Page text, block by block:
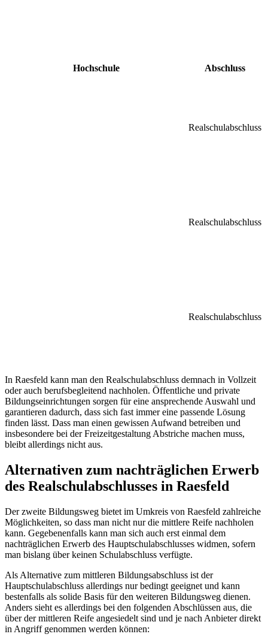
Hochschule Abschluss
Realschulabschluss
Realschulabschluss
Realschulabschluss
In Raesfeld kann man den Realschulabschluss demnach in Vollzeit
oder auch berufsbegleitend nachholen. Öffentliche und private
Bildungseinrichtungen sorgen für eine ansprechende Auswahl und
garantieren dadurch, dass sich fast immer eine passende Lösung
finden lässt. Dass man einen gewissen Aufwand betreiben und
insbesondere bei der Freizeitgestaltung Abstriche machen muss,
bleibt allerdings nicht aus.
Alternativen zum nachträglichen Erwerb
des Realschulabschlusses in Raesfeld
Der zweite Bildungsweg bietet im Umkreis von Raesfeld zahlreiche
Möglichkeiten, so dass man nicht nur die mittlere Reife nachholen
kann. Gegebenenfalls kann man sich auch erst einmal dem
nachträglichen Erwerb des Hauptschulabschlusses widmen, sofern
man bislang über keinen Schulabschluss verfügte.
Als Alternative zum mittleren Bildungsabschluss ist der
Hauptschulabschluss allerdings nur bedingt geeignet und kann
bestenfalls als solide Basis für den weiteren Bildungsweg dienen.
Anders sieht es allerdings bei den folgenden Abschlüssen aus, die
über der mittleren Reife angesiedelt sind und je nach Anbieter direkt
in Angriff genommen werden können: